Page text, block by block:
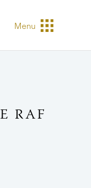
Menu
RAF